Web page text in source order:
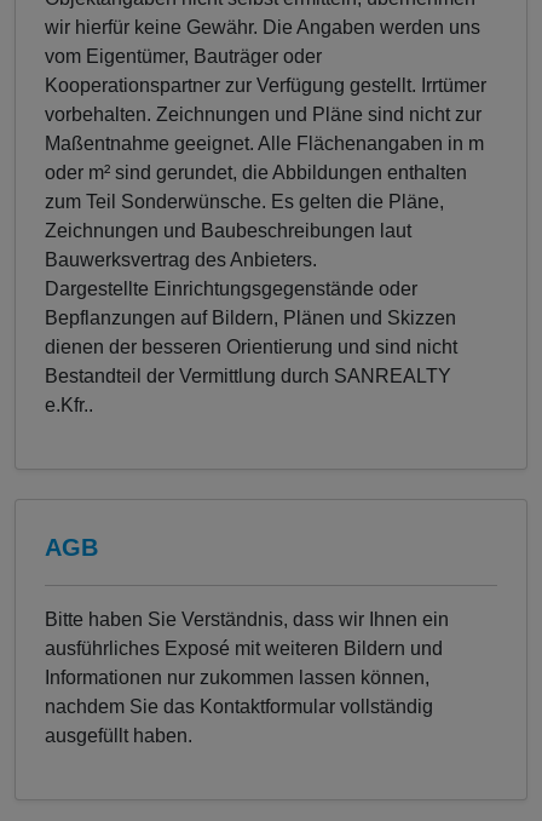
wir hierfür keine Gewähr. Die Angaben werden uns
vom Eigentümer, Bauträger oder
Kooperationspartner zur Verfügung gestellt. Irrtümer
vorbehalten. Zeichnungen und Pläne sind nicht zur
Maßentnahme geeignet. Alle Flächenangaben in m
oder m² sind gerundet, die Abbildungen enthalten
zum Teil Sonderwünsche. Es gelten die Pläne,
Zeichnungen und Baubeschreibungen laut
Bauwerksvertrag des Anbieters.
Dargestellte Einrichtungsgegenstände oder
Bepflanzungen auf Bildern, Plänen und Skizzen
dienen der besseren Orientierung und sind nicht
Bestandteil der Vermittlung durch SANREALTY
e.Kfr..
AGB
Bitte haben Sie Verständnis, dass wir Ihnen ein
ausführliches Exposé mit weiteren Bildern und
Informationen nur zukommen lassen können,
nachdem Sie das Kontaktformular vollständig
ausgefüllt haben.